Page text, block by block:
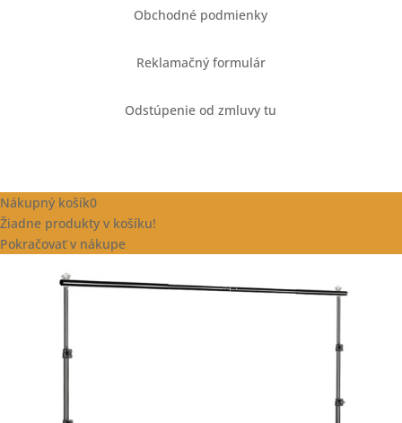
Obchodné podmienky
Reklamačný formulár
Odstúpenie od zmluvy tu
Nákupný košík0
Žiadne produkty v košíku!
Pokračovať v nákupe